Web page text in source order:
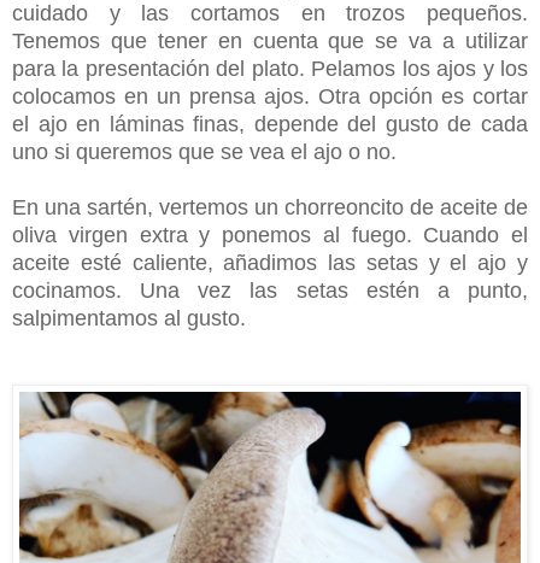
cuidado y las cortamos en trozos pequeños.
Tenemos que tener en cuenta que se va a utilizar
para la presentación del plato. Pelamos los ajos y los
colocamos en un prensa ajos. Otra opción es cortar
el ajo en láminas finas, depende del gusto de cada
uno si queremos que se vea el ajo o no.
En una sartén, vertemos un chorreoncito de aceite de
oliva virgen extra y ponemos al fuego. Cuando el
aceite esté caliente, añadimos las setas y el ajo y
cocinamos. Una vez las setas estén a punto,
salpimentamos al gusto.